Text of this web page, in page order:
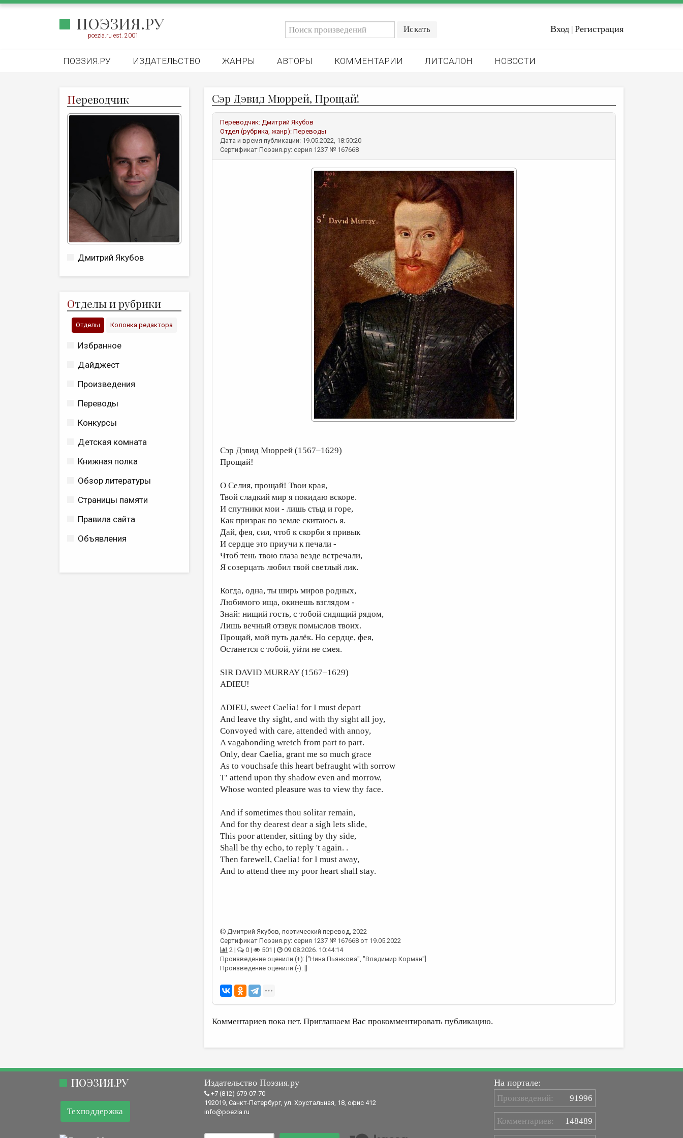
ПОЭЗИЯ.РУ
poezia.ru est. 2001
Вход | Регистрация
ПОЭЗИЯ.РУ ИЗДАТЕЛЬСТВО ЖАНРЫ АВТОРЫ КОММЕНТАРИИ ЛИТСАЛОН НОВОСТИ
Переводчик
Дмитрий Якубов
Отделы и рубрики
Отделы Колонка редактора
Избранное
Дайджест
Произведения
Переводы
Конкурсы
Детская комната
Книжная полка
Обзор литературы
Страницы памяти
Правила сайта
Объявления
Сэр Дэвид Мюррей, Прощай!
Переводчик: Дмитрий Якубов
Отдел (рубрика, жанр): Переводы
Дата и время публикации: 19.05.2022, 18:50:20
Сертификат Поэзия.ру: серия 1237 № 167668
Сэр Дэвид Мюррей (1567–1629)
Прощай!
О Селия, прощай! Твои края,
Твой сладкий мир я покидаю вскоре.
И спутники мои - лишь стыд и горе,
Как призрак по земле скитаюсь я.
Дай, фея, сил, чтоб к скорби я привык
И сердце это приучи к печали -
Чтоб тень твою глаза везде встречали,
Я созерцать любил твой светлый лик.
Когда, одна, ты ширь миров родных,
Любимого ища, окинешь взглядом -
Знай: нищий гость, с тобой сидящий рядом,
Лишь вечный отзвук помыслов твоих.
Прощай, мой путь далёк. Но сердце, фея,
Останется с тобой, уйти не смея.
SIR DAVID MURRAY (1567–1629)
ADIEU!
ADIEU, sweet Caelia! for I must depart
And leave thy sight, and with thy sight all joy,
Convoyed with care, attended with annoy,
A vagabonding wretch from part to part.
Only, dear Caelia, grant me so much grace
As to vouchsafe this heart befraught with sorrow
T’ attend upon thy shadow even and morrow,
Whose wonted pleasure was to view thy face.
And if sometimes thou solitar remain,
And for thy dearest dear a sigh lets slide,
This poor attender, sitting by thy side,
Shall be thy echo, to reply 't again. .
Then farewell, Caelia! for I must away,
And to attend thee my poor heart shall stay.
Дмитрий Якубов, поэтический перевод, 2022
Сертификат Поэзия.ру: серия 1237 № 167668 от 19.05.2022
2 |
0 | 501 |
09.08.2026. 10:44:14
Произведение оценили (+): ["Нина Пьянкова", "Владимир Корман"]
Произведение оценили (-): []
Комментариев пока нет. Приглашаем Вас прокомментировать публикацию.
ПОЭЗИЯ.РУ
Техподдержка
Издательство Поэзия.ру
+7 (812) 679-07-70
192019, Санкт-Петербург, ул. Хрустальная, 18, офис 412
info@poezia.ru
На портале:
Произведений: 91996
Комментариев: 148489